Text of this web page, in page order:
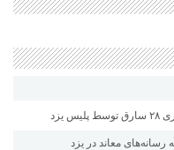
معاند در یزد